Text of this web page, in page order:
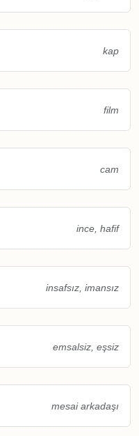
kap
film
cam
ince, hafif
insafsız, imansız
emsalsiz, eşsiz
mesai arkadaşı